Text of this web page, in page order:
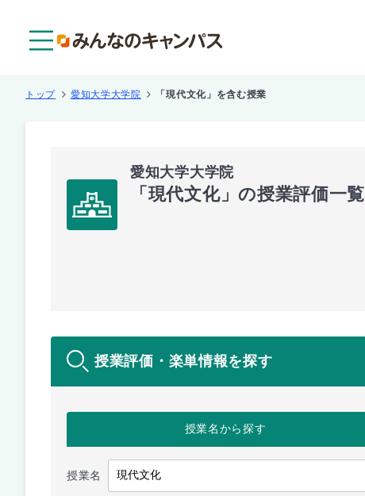
トップ 愛知大学大学院 「現代文化」を含む授業
愛知大学大学院
「現代文化」の授業評価一覧
授業評価・楽単情報を探す
授業名から探す
授業名